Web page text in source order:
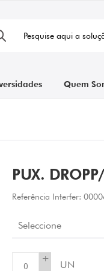
Quem
PUX.
Referência Interfer:
Seleccione
+
UN